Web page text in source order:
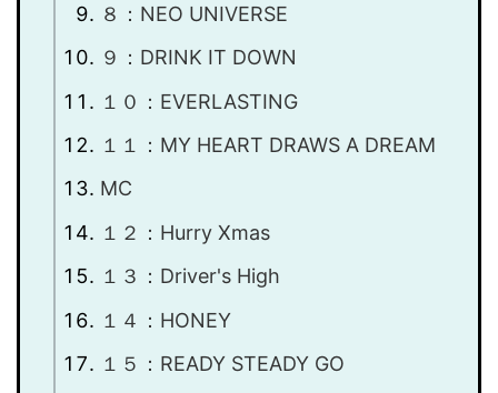
８：NEO UNIVERSE
９：DRINK IT DOWN
１０：EVERLASTING
１１：MY HEART DRAWS A DREAM
MC
１２：Hurry Xmas
１３：Driver's High
１４：HONEY
１５：READY STEADY GO